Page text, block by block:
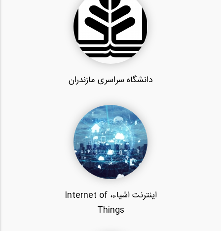
دانشگاه سراسری مازندران
اینترنت اشیاء،‌ Internet of
Things